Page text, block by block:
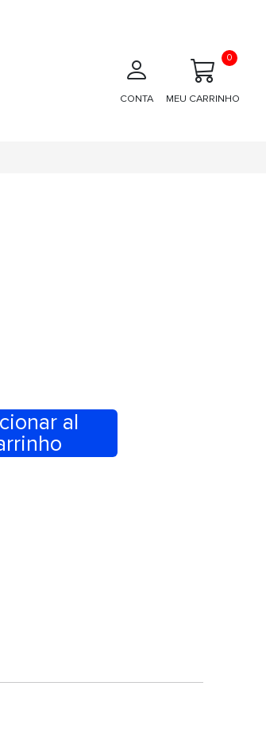
CONTA MEU CARRINHO
0
al